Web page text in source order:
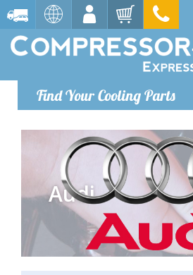
Find Your Cooling Parts
Audi